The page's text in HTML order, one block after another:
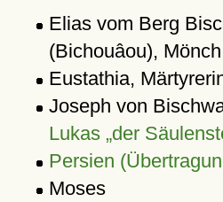
Elias vom Berg
(Bichouâou),
Eustathia,
Joseph von
Lukas der
Persien
Moses